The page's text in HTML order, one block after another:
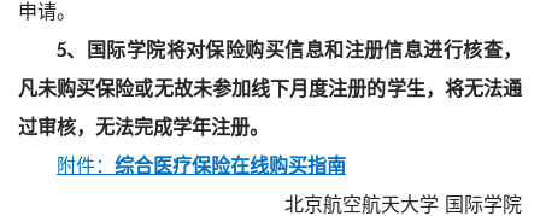
申请。
5、国际学院将对保险购买信息和注册信息进行核查，
凡未购买保险或无故未参加线下月度注册的学生，将无法通
过审核， 无法完成学年注册。
附件： 综合医疗保险在线购买指南
北京航空航天大学 国际学院